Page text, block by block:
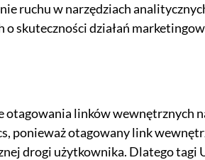
ruchu w narzędziach
skuteczności działań
otagowania linków wewnętrznych
ponieważ otagowany link
drogi użytkownika. Dlatego tagi